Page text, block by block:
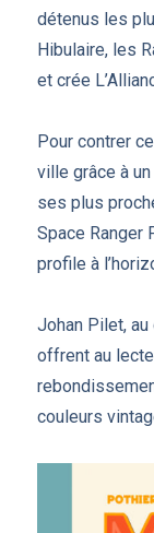
détenus les
Hibulaire, les
et crée
Pour contrer
ville grâce à
ses plus
Space Ranger
profile à
Johan Pilet,
offrent au
couleurs